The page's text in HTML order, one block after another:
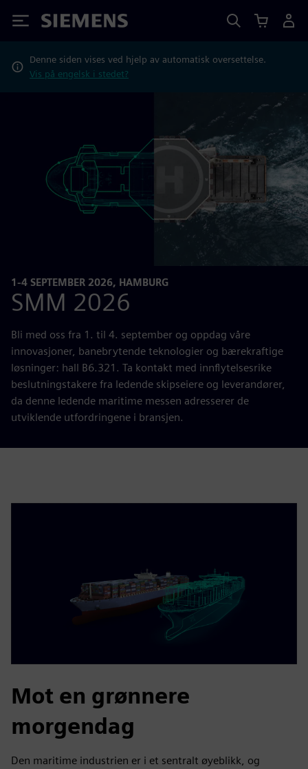
Siemens
Denne siden vises ved hjelp av automatisk oversettelse.
Vis på engelsk i stedet?
1-4 SEPTEMBER 2026, HAMBURG
SMM 2026
Bli med oss fra 1. til 4. september og oppdag våre
innovasjoner, banebrytende teknologier og bærekraftige
løsninger: hall B6.321. Ta kontakt med innflytelsesrike
beslutningstakere fra ledende skipseiere og leverandører,
da denne ledende maritime messen adresserer de
utviklende utfordringene i bransjen.
Mot en grønnere
morgendag
Den maritime industrien er i et sentralt øyeblikk, og